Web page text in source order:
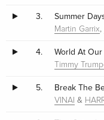
3. Summer
Martin Garrix,
4. World At
Timmy
5. Break The
VINAI &